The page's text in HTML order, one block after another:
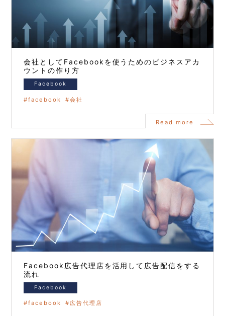
会社としてFacebookを使うためのビジネスアカ
ウントの作り方
Facebook
facebook 会社
Read more
Facebook広告代理店を活用して広告配信をする
流れ
Facebook
facebook 広告代理店